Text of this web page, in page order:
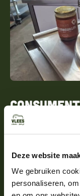
Deze website
We gebruiken
personaliseren,
geassocieerd met
duurzaamheid.
betalen voor
het imago van